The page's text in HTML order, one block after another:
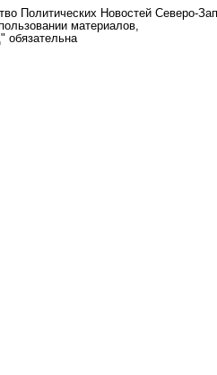
Политических Новостей Северо-
материалов,
обязательна